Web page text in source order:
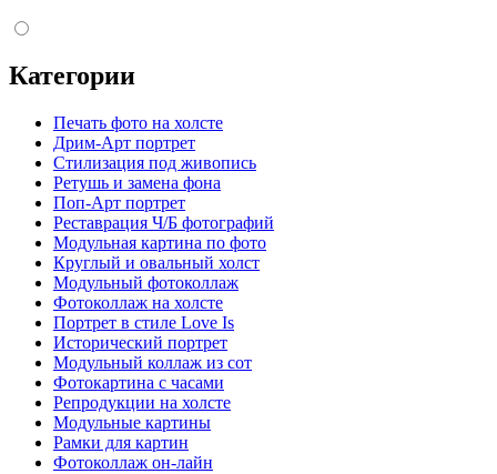
Категории
Печать фото на холсте
Дрим-Арт портрет
Стилизация под живопись
Ретушь и замена фона
Поп-Арт портрет
Реставрация Ч/Б фотографий
Модульная картина по фото
Круглый и овальный холст
Модульный фотоколлаж
Фотоколлаж на холсте
Портрет в стиле Love Is
Исторический портрет
Модульный коллаж из сот
Фотокартина с часами
Репродукции на холсте
Модульные картины
Рамки для картин
Фотоколлаж он-лайн